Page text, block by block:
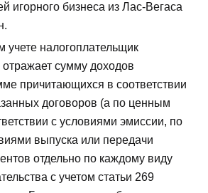
игорного бизнеса из Лас-Вегаса
учете налогоплательщик
отражает сумму доходов
причитающихся в соответствии
договоров (а по ценным
с условиями эмиссии, по
выпуска или передачи
отдельно по каждому виду
с учетом статьи 269